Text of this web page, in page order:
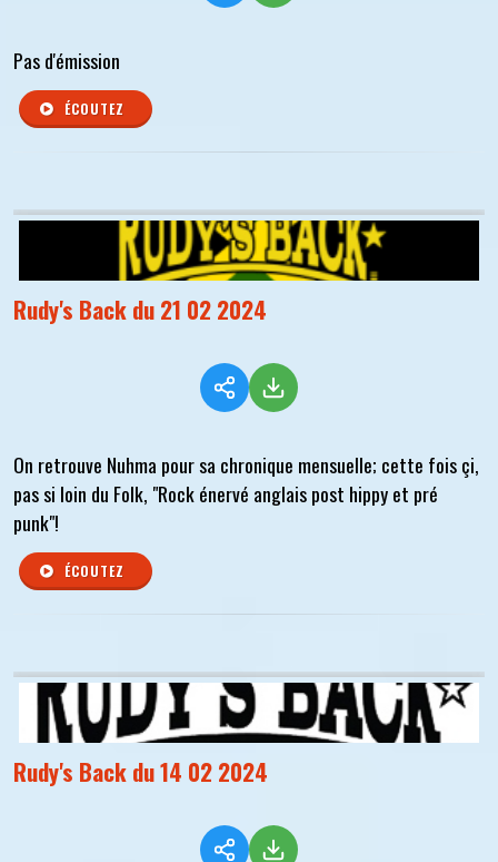
Pas d'émission
ÉCOUTEZ
Rudy's Back du 21 02 2024
On retrouve Nuhma pour sa chronique mensuelle; cette fois çi,
pas si loin du Folk, "Rock énervé anglais post hippy et pré
punk"!
ÉCOUTEZ
Rudy's Back du 14 02 2024